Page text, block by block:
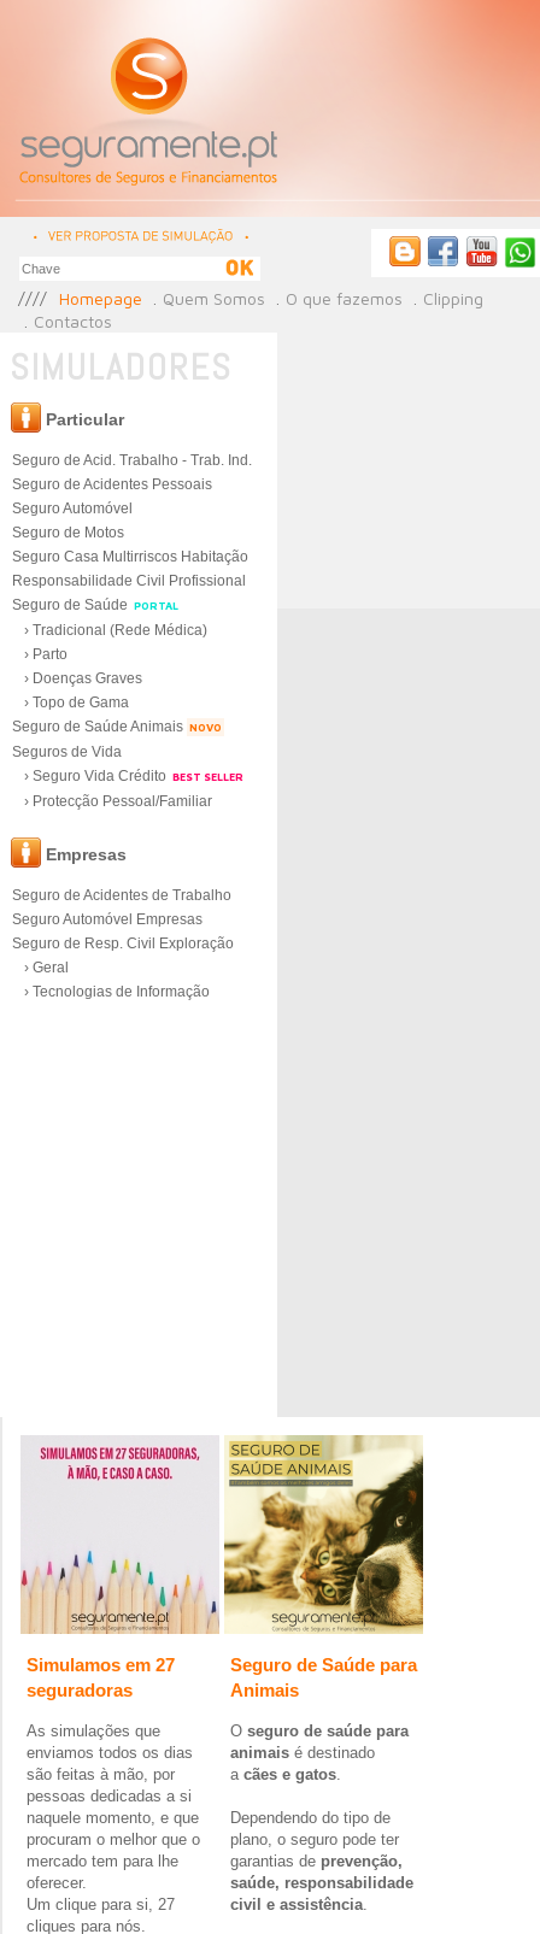
Homepage Quem Somos O que fazemos
Clipping
Contactos
SIMULADORES
Particular
Seguro de Acid. Trabalho - Trab. Ind.
Seguro de Acidentes Pessoais
Seguro Automóvel
Seguro de Motos
Seguro Casa Multirriscos Habitação
Responsabilidade Civil Profissional
Seguro de Saúde PORTAL
› Tradicional (Rede Médica)
› Parto
› Doenças Graves
› Topo de Gama
Seguro de Saúde Animais NOVO
Seguros de Vida
› Seguro Vida Crédito BEST SELLER
› Protecção Pessoal/Familiar
Empresas
Seguro de Acidentes de Trabalho
Seguro Automóvel Empresas
Seguro de Resp. Civil Exploração
› Geral
› Tecnologias de Informação
Simulamos em 27
seguradoras
As simulações que
enviamos todos os dias
são feitas à mão, por
pessoas dedicadas a si
naquele momento, e que
procuram o melhor que o
mercado tem para lhe
oferecer.
Um clique para si, 27
cliques para nós.
Seguro de Saúde para
Animais
O seguro de saúde para
animais é destinado
a cães e gatos.
Dependendo do tipo de
plano, o seguro pode ter
garantias de prevenção,
saúde, responsabilidade
civil e assistência.